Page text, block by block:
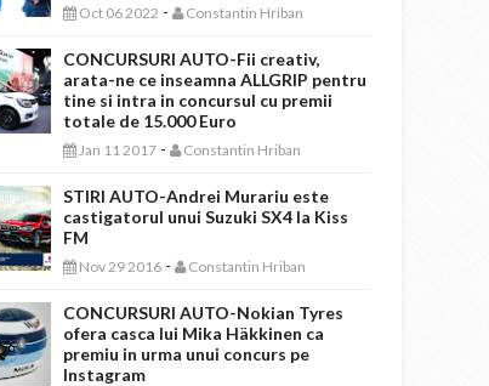
Oct 06 2022 - Constantin Hriban
CONCURSURI AUTO-Fii creativ,
arata-ne ce inseamna ALLGRIP pentru
tine si intra in concursul cu premii
totale de 15.000 Euro
Jan 11 2017 - Constantin Hriban
STIRI AUTO-Andrei Murariu este
castigatorul unui Suzuki SX4 la Kiss
FM
Nov 29 2016 - Constantin Hriban
CONCURSURI AUTO-Nokian Tyres
ofera casca lui Mika Häkkinen ca
premiu in urma unui concurs pe
Instagram